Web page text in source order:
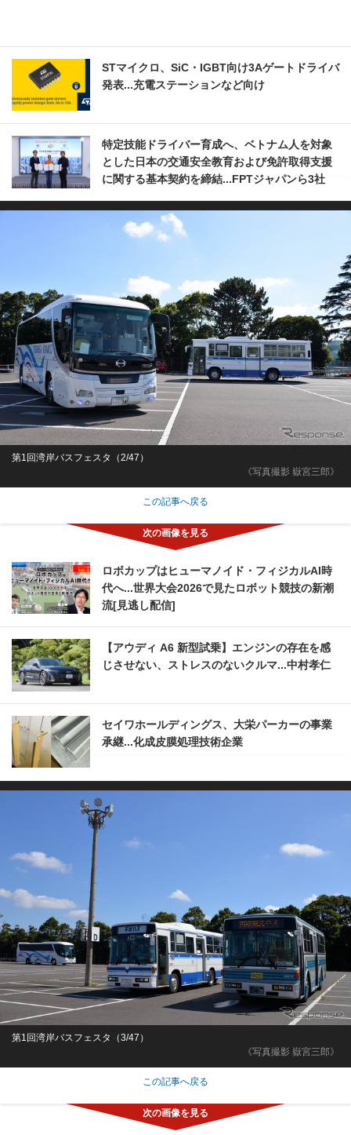
STマイクロ、SiC・IGBT向け3Aゲートドライバ
発表...充電ステーションなど向け
特定技能ドライバー育成へ、ベトナム人を対象
とした日本の交通安全教育および免許取得支援
に関する基本契約を締結...FPTジャパンら3社
《写真撮影 嶽宮三郎》
第1回湾岸バスフェスタ（2/47）
この記事へ戻る
ロボカップはヒューマノイド・フィジカルAI時
代へ...世界大会2026で見たロボット競技の新潮
流[見逃し配信]
【アウディ A6 新型試乗】エンジンの存在を感
じさせない、ストレスのないクルマ...中村孝仁
セイワホールディングス、大栄パーカーの事業
承継...化成皮膜処理技術企業
《写真撮影 嶽宮三郎》
第1回湾岸バスフェスタ（3/47）
この記事へ戻る